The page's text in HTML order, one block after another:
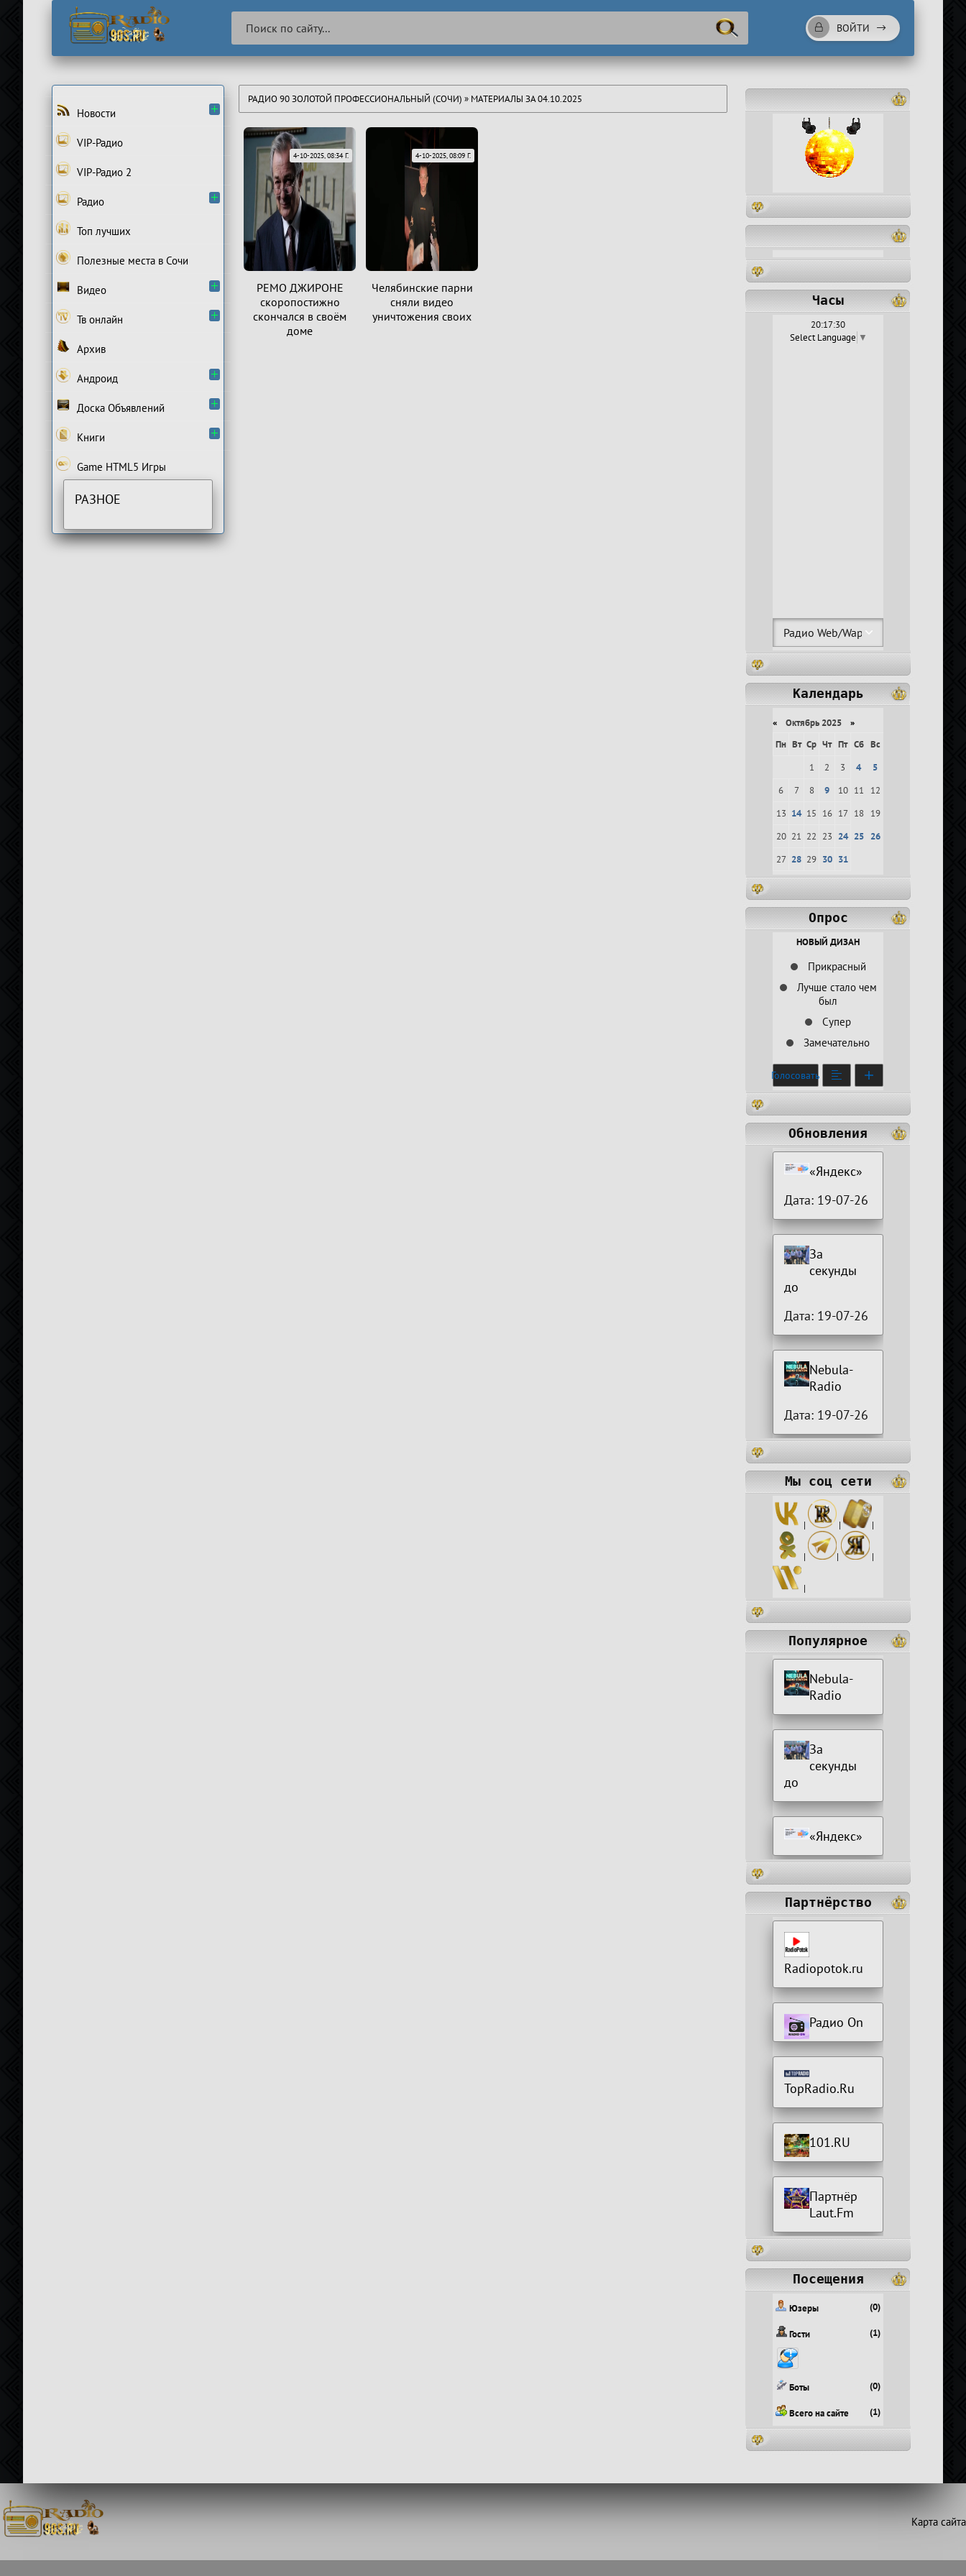
ВОЙТИ
РАДИО 90 ЗОЛОТОЙ ПРОФЕССИОНАЛЬНЫЙ (СОЧИ) » МАТЕРИАЛЫ ЗА 04.10.2025
РЕМО ДЖИРОНЕ
скоропостижно
скончался в своём
доме
4-10-2025, 08:34 Г.
Челябинские парни
сняли видео
уничтожения своих
4-10-2025, 08:09 Г.
Новости
VIP-Радио
VIP-Радио 2
Радио
Топ лучших
Полезные места в Сочи
Видео
Тв онлайн
Архив
Андроид
Доска Объявлений
Книги
Game HTML5 Игры
РАЗНОЕ
Часы
20:17:31
Select Language ▼
Календарь
« Октябрь 2025 »
Пн Вт Ср Чт Пт Сб Вс
1
2 3 4
5
6
7 8 9 10 11
12
13 14 15 16 17 18
19
20 21 22 23 24 25
26
27 28 29 30 31
Опрос
НОВЫЙ ДИЗАН
Прикрасный
Лучше стало чем
был
Супер
Замечательно
Голосовать
Обновления
«Яндекс»
Дата: 19-07-26
За
секунды
до
Дата: 19-07-26
Nebula-
Radio
Дата: 19-07-26
Мы соц сети
| | |
| | |
|
Популярное
Nebula-
Radio
За
секунды
до
«Яндекс»
Партнёрство
Radiopotok.ru
Радио On
TopRadio.Ru
101.RU
Партнёр
Laut.Fm
Посещения
Юзеры (0)
Гости (1)
Боты (0)
Всего на сайте (1)
Карта сайта